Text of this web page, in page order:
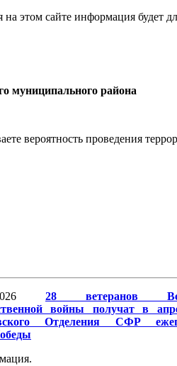
на этом сайте информация будет
муниципального района
вероятность проведения
28 ветеранов
войны получат в
Отделения СФР